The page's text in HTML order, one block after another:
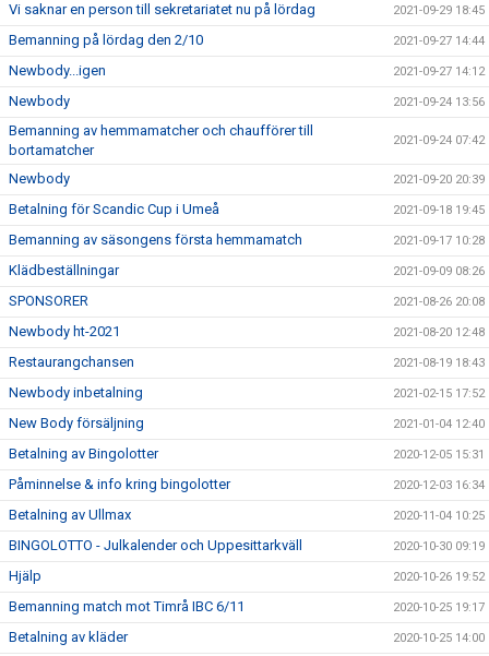
Vi saknar en person till sekretariatet nu på lördag 2021-09-29 18:45
Bemanning på lördag den 2/10 2021-09-27 14:44
Newbody...igen 2021-09-27 14:12
Newbody 2021-09-24 13:56
Bemanning av hemmamatcher och chaufförer till
bortamatcher
2021-09-24 07:42
Newbody 2021-09-20 20:39
Betalning för Scandic Cup i Umeå 2021-09-18 19:45
Bemanning av säsongens första hemmamatch 2021-09-17 10:28
Klädbeställningar 2021-09-09 08:26
SPONSORER 2021-08-26 20:08
Newbody ht-2021 2021-08-20 12:48
Restaurangchansen 2021-08-19 18:43
Newbody inbetalning 2021-02-15 17:52
New Body försäljning 2021-01-04 12:40
Betalning av Bingolotter 2020-12-05 15:31
Påminnelse & info kring bingolotter 2020-12-03 16:34
Betalning av Ullmax 2020-11-04 10:25
BINGOLOTTO - Julkalender och Uppesittarkväll 2020-10-30 09:19
Hjälp 2020-10-26 19:52
Bemanning match mot Timrå IBC 6/11 2020-10-25 19:17
Betalning av kläder 2020-10-25 14:00